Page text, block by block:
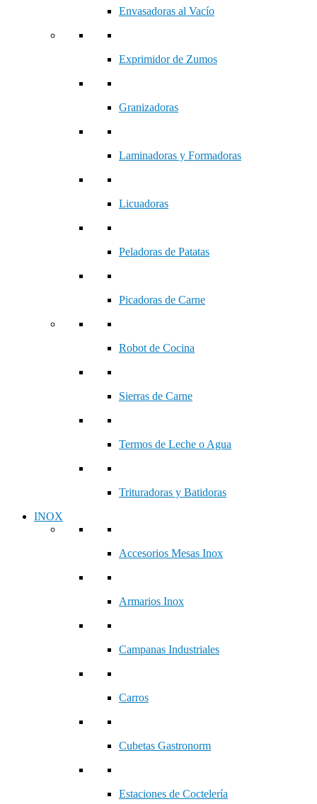
Envasadoras al Vacío
Exprimidor de Zumos
Granizadoras
Laminadoras y Formadoras
Licuadoras
Peladoras de Patatas
Picadoras de Carne
Robot de Cocina
Sierras de Carne
Termos de Leche o Agua
Trituradoras y Batidoras
INOX
Accesorios Mesas Inox
Armarios Inox
Campanas Industriales
Carros
Cubetas Gastronorm
Estaciones de Coctelería